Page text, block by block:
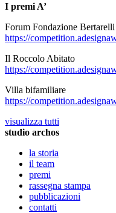
I premi A’
Forum Fondazione Bertarelli
https://
Il Roccolo Abitato
https://
Villa bifamiliare
https://
visualizza tutti
studio archos
la storia
il team
premi
rassegna stampa
pubblicazioni
contatti